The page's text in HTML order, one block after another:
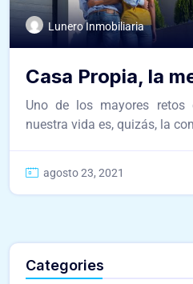
Lunero Inmobiliaria
Casa Propia, la
Uno de los mayores retos
nuestra vida es, quizás, la
agosto 23, 2021
Categories